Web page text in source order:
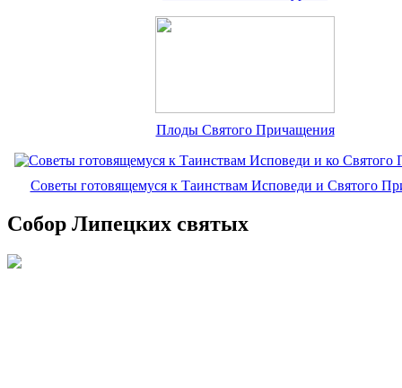
Плоды Святого Причащения
Советы готовящемуся к Таинствам Исповеди и Святого
Собор Липецких святых